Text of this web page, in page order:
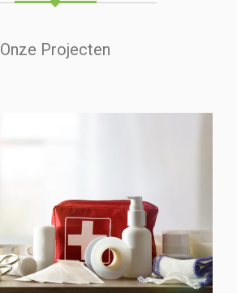
Onze Projecten